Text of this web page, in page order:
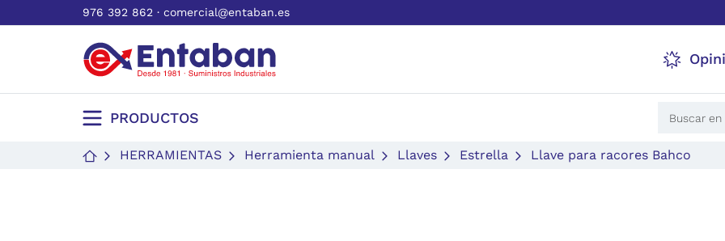
976 392 862 · comercial@entaban.es
PRODUCTOS
HERRAMIENTAS Herramienta manual Llaves Estrella Llave para racores Bahco